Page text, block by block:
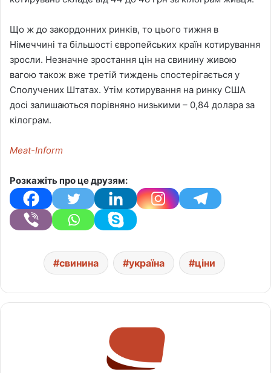
Що ж до закордонних ринків, то цього тижня в
Німеччині та більшості європейських країн котирування
зросли. Незначне зростання цін на свинину живою
вагою також вже третій тиждень спостерігається у
Сполучених Штатах. Утім котирування на ринку США
досі залишаються порівняно низькими – 0,84 долара за
кілограм.
Meat-Inform
Розкажіть про це друзям:
свинина україна ціни